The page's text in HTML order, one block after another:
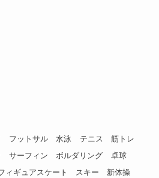
フットサル 水泳 テニス
筋トレ
サーフィン ボルダリング
卓球
ィギュアスケート スキー 新体操